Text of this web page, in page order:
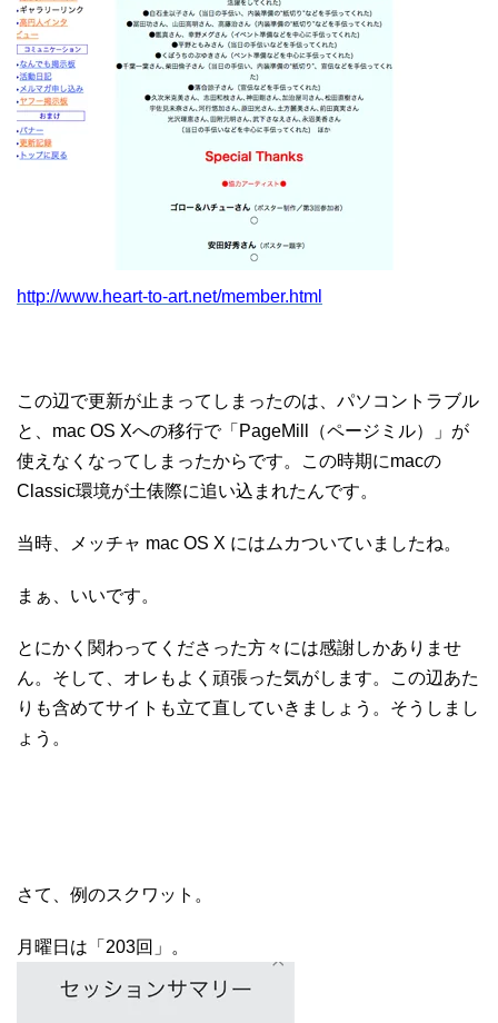
http://www.heart-to-art.net/member.html
この辺で更新が止まってしまったのは、パソコントラブル
と、mac OS Xへの移行で「PageMill（ページミル）」が
使えなくなってしまったからです。この時期にmacの
Classic環境が土俵際に追い込まれたんです。
当時、メッチャ mac OS X にはムカついていましたね。
まぁ、いいです。
とにかく関わってくださった方々には感謝しかありませ
ん。そして、オレもよく頑張った気がします。この辺あた
りも含めてサイトも立て直していきましょう。そうしまし
ょう。
さて、例のスクワット。
月曜日は「203回」。